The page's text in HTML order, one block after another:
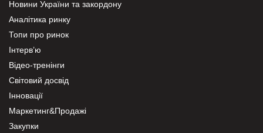
Новини України та закордону
Аналітика ринку
Топи про ринок
Інтерв’ю
Відео-тренінги
Світовий досвід
Інновації
Маркетинг&Продажі
Закупки